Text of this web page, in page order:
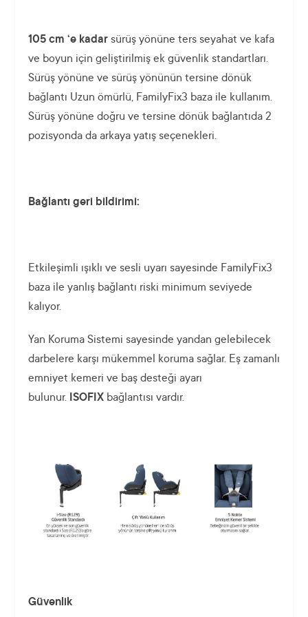
105 cm ‘e kadar sürüş yönüne ters seyahat ve kafa
ve boyun için geliştirilmiş ek güvenlik standartları.
Sürüş yönüne ve sürüş yönünün tersine dönük
bağlantı Uzun ömürlü, FamilyFix3 baza ile kullanım.
Sürüş yönüne doğru ve tersine dönük bağlantıda 2
pozisyonda da arkaya yatış seçenekleri.
Bağlantı geri bildirimi:
Etkileşimli ışıklı ve sesli uyarı sayesinde FamilyFix3
baza ile yanlış bağlantı riski minimum seviyede
kalıyor.
Yan Koruma Sistemi sayesinde yandan gelebilecek
darbelere karşı mükemmel koruma sağlar. Eş zamanlı
emniyet kemeri ve baş desteği ayarı
bulunur. ISOFIX bağlantısı vardır.
Güvenlik